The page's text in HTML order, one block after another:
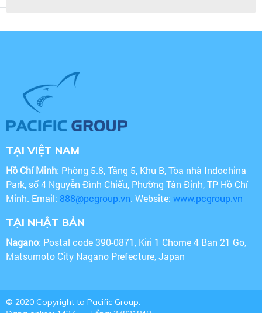
TẠI VIỆT NAM
Hồ Chí Minh: Phòng 5.8, Tầng 5, Khu B, Tòa nhà Indochina
Park, số 4 Nguyễn Đình Chiểu, Phường Tân Định, TP Hồ Chí
Minh. Email: 888@pcgroup.vn. Website: www.pcgroup.vn
TẠI NHẬT BẢN
Nagano: Postal code 390-0871, Kiri 1 Chome 4 Ban 21 Go,
Matsumoto City Nagano Prefecture, Japan
© 2020 Copyright to Pacific Group.